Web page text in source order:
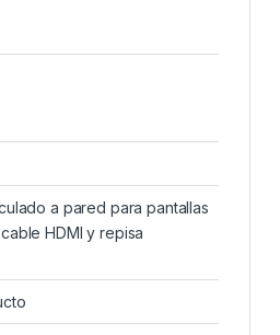
a pared para pantallas
HDMI y repisa